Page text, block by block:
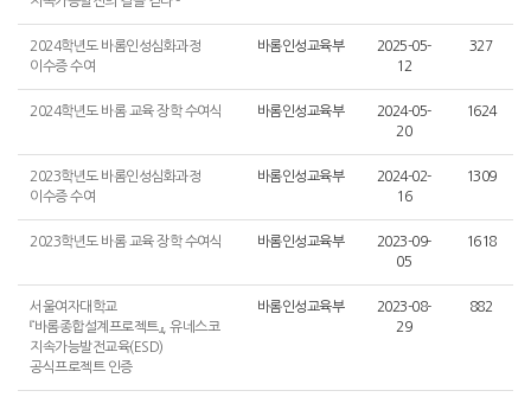
2024학년도 바롬인성심화과정
이수증 수여
바롬인성교육부
2025-05-
12
327
2024학년도 바롬 교육 장학 수여식 바롬인성교육부
2024-05-
20
1624
2023학년도 바롬인성심화과정
이수증 수여
바롬인성교육부
2024-02-
16
1309
2023학년도 바롬 교육 장학 수여식 바롬인성교육부
2023-09-
05
1618
서울여자대학교
『바롬종합설계프로젝트』, 유네스코
지속가능발전교육(ESD)
공식프로젝트 인증
바롬인성교육부
2023-08-
29
882